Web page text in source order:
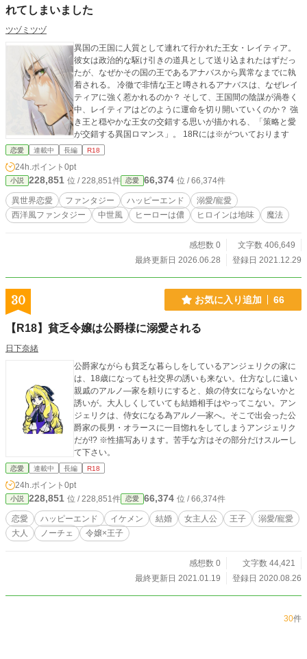
れてしまいました
ツヅミツヅ
異国の王国に人質として連れて行かれた王女・レイティア。
彼女は政治的な駆け引きの道具として送り込まれたはずだっ
たが、なぜかその国の王であるアナバスから異常なまでに執
着される。 冷徹で非情な王と噂されるアナバスは、なぜレイ
ティアに強く惹かれるのか？ そして、王国間の陰謀が渦巻く
中、レイティアはどのように運命を切り開いていくのか？ 強
き王と穏やかな王女の交錯する思いが描かれる、「策略と愛
が交錯する異国ロマンス」。 18Rには※がついております
恋愛 連載中 長編 R18
24h.ポイント 0pt
小説 228,851 位 / 228,851件 恋愛 66,374 位 / 66,374件
異世界恋愛 ファンタジー ハッピーエンド
溺愛/寵愛
西洋風ファンタジー
中世風 ヒーローは儂 ヒロインは地味 魔法
感想数 0
文字数 406,649
最終更新日 2026.06.28
登録日 2021.12.29
30 お気に入り追加 66
【R18】貧乏令嬢は公爵様に溺愛される
日下奈緒
公爵家ながらも貧乏な暮らしをしているアンジェリクの家に
は、18歳になっても社交界の誘いも来ない。仕方なしに遠い
親戚のアルノ―家を頼りにすると、娘の侍女にならないかと
誘いが。大人しくしていても結婚相手はやってこない。アン
ジェリクは、侍女になる為アルノ―家へ。そこで出会った公
爵家の長男・オラースに一目惚れをしてしまうアンジェリク
だが!? ※性描写あります。苦手な方はその部分だけスルーし
て下さい。
恋愛 連載中 長編 R18
24h.ポイント 0pt
小説 228,851 位 / 228,851件 恋愛 66,374 位 / 66,374件
恋愛 ハッピーエンド イケメン 結婚 女主人公 王子
溺愛/寵愛
大人
ノーチェ 令嬢×王子
感想数 0
文字数 44,421
最終更新日 2021.01.19
登録日 2020.08.26
30件